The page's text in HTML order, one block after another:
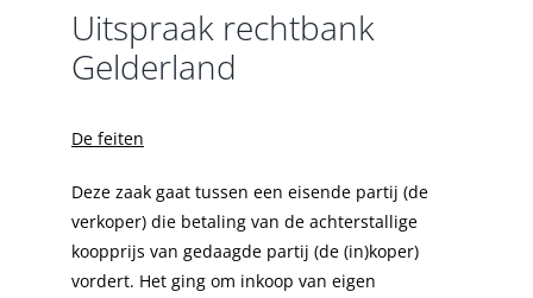
Uitspraak rechtbank
Gelderland
De feiten
Deze zaak gaat tussen een eisende partij (de
verkoper) die betaling van de achterstallige
koopprijs van gedaagde partij (de (in)koper)
vordert. Het ging om inkoop van eigen